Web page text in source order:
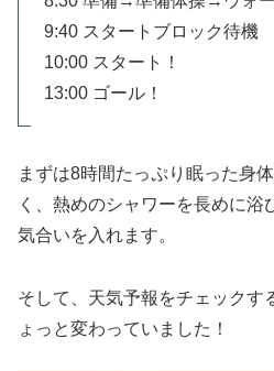
9:40 スタートブロック待機
10:00 スタート！
13:00 ゴール！
まずは8時間たっぷり眠った身
く、熱めのシャワーを長めに浴
気合いを入れます。
そして、天気予報をチェックす
ょっと変わっていました！